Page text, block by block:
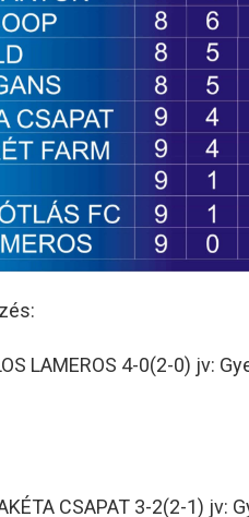
LAMEROS 4-0(2-0) jv:
CSAPAT 3-2(2-1)